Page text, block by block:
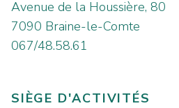
Avenue de la Houssière, 80
7090 Braine-le-Comte
067/48.58.61
SIÈGE D'ACTIVITÉS